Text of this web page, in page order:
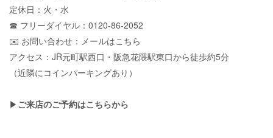
定休日：火・水
☎ フリーダイヤル：0120-86-2052
✉️ お問い合わせ： メールはこちら
アクセス：JR元町駅西口・阪急花隈駅東口から徒歩約5分
（近隣にコインパーキングあり）
▶ ご来店のご予約はこちらから